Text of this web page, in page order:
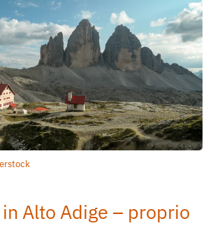
Alto Adige – proprio